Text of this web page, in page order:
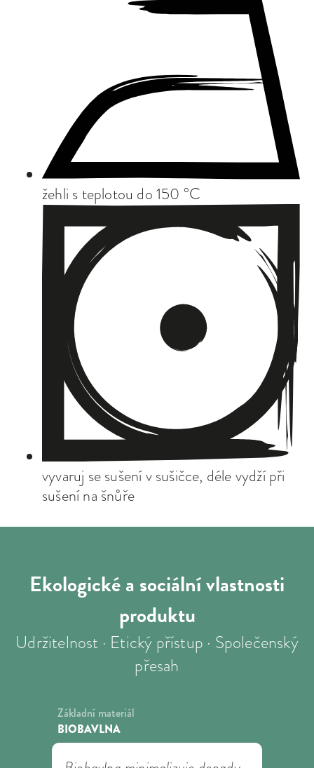
žehli s teplotou do 150 °C
vyvaruj se sušení v sušičce, déle vydží při
sušení na šnůře
Ekologické a sociálnívlastnosti
produktu
Udržitelnost · Etický přístup · Společenský
přesah
Základní materiál
BIOBAVLNA